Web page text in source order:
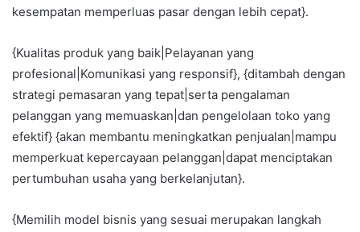
kesempatan memperluas pasar dengan lebih cepat}.
{Kualitas produk yang baik|Pelayanan yang
profesional|Komunikasi yang responsif}, {ditambah dengan
strategi pemasaran yang tepat|serta pengalaman
pelanggan yang memuaskan|dan pengelolaan toko yang
efektif} {akan membantu meningkatkan penjualan|mampu
memperkuat kepercayaan pelanggan|dapat menciptakan
pertumbuhan usaha yang berkelanjutan}.
{Memilih model bisnis yang sesuai merupakan langkah